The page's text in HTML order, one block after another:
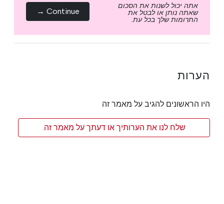
אתה יכול לשנות את הסכום
שאתה נותן או לבטל את
התרומות שלך בכל עת.
Continue →
הערות
היו הראשונים להגיב על מאמר זה
שלח לנו את הערותיך או דעתך על מאמר זה.